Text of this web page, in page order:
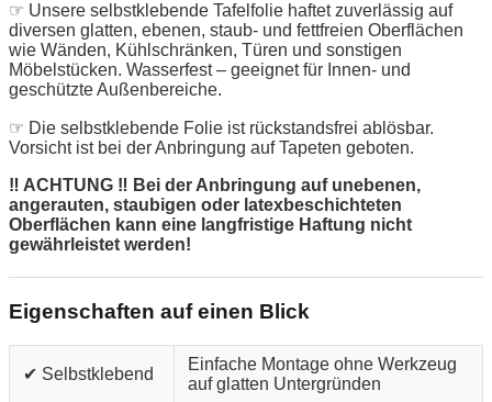
☞ Unsere selbstklebende Tafelfolie haftet zuverlässig auf
diversen glatten, ebenen, staub- und fettfreien Oberflächen
wie Wänden, Kühlschränken, Türen und sonstigen
Möbelstücken. Wasserfest – geeignet für Innen- und
geschützte Außenbereiche.
☞ Die selbstklebende Folie ist rückstandsfrei ablösbar.
Vorsicht ist bei der Anbringung auf Tapeten geboten.
‼ ACHTUNG ‼ Bei der Anbringung auf unebenen,
angerauten, staubigen oder latexbeschichteten
Oberflächen kann eine langfristige Haftung nicht
gewährleistet werden!
Eigenschaften auf einen Blick
✔ Selbstklebend
Einfache Montage ohne Werkzeug
auf glatten Untergründen